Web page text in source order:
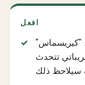
افعل
"كيريسماس"
تتحدث